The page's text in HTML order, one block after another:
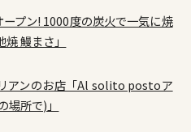
ープン! 1000度の炭火で一気に焼
鰻まさ」
アンのお店「Al solito postoア
所で)」